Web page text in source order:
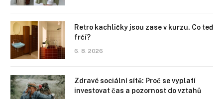
Retro kachličky jsou zase v kurzu. Co teď
frčí?
6. 8. 2026
Zdravé sociální sítě: Proč se vyplatí
investovat čas a pozornost do vztahů